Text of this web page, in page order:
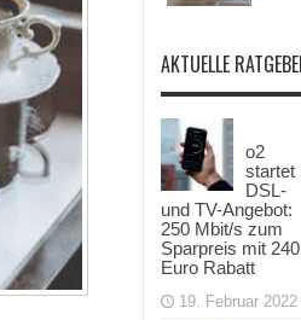
AKTUELLE
o2
startet
DSL-
und TV-Angebot:
250 Mbit/s zum
Sparpreis mit 240
Euro Rabatt
19. Februar 2022